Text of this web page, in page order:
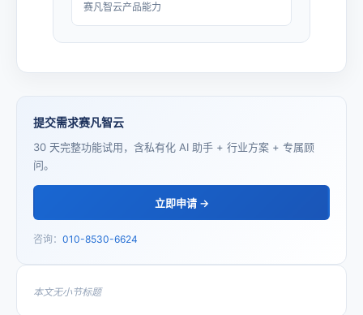
赛凡智云产品能力
提交需求赛凡智云
30 天完整功能试用，含私有化 AI 助手 + 行业方案 + 专属顾
问。
立即申请 →
咨询： 010-8530-6624
本文无小节标题